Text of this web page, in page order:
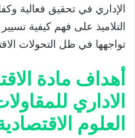
الإداري في تحقيق فعالية
التلاميذ على فهم كيفية
تواجهها في ظل التحولات
أهداف مادة
الاداري
العلوم